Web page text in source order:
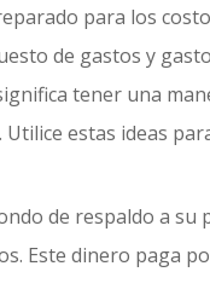
para los
de gastos y
tener una
Utilice estas ideas
de respaldo a su
Este dinero paga